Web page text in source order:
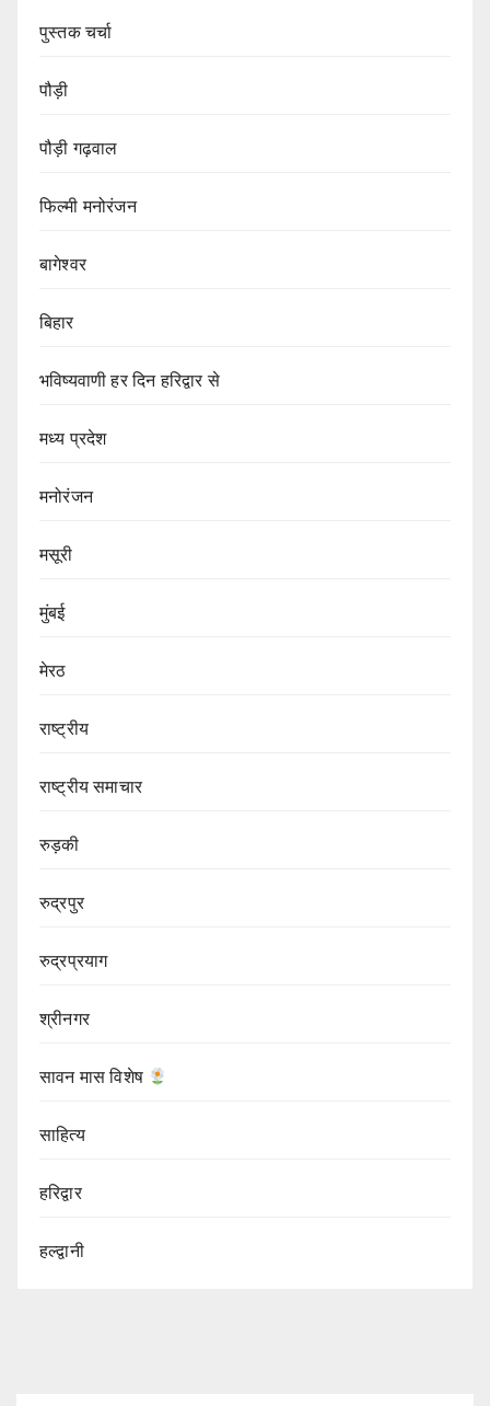
पुस्तक चर्चा
पौड़ी
पौड़ी गढ़वाल
फिल्मी मनोरंजन
बागेश्वर
बिहार
भविष्यवाणी हर दिन हरिद्वार से
मध्य प्रदेश
मनोरंजन
मसूरी
मुंबई
मेरठ
राष्ट्रीय
राष्ट्रीय समाचार
रुड़की
रुद्रपुर
रुद्रप्रयाग
श्रीनगर
सावन मास विशेष
साहित्य
हरिद्वार
हल्द्वानी